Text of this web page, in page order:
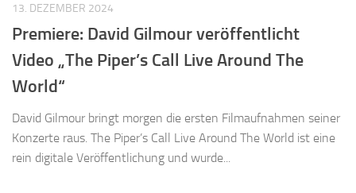
13. DEZEMBER 2024
Premiere: David Gilmour veröffentlicht
Video „The Piper’s Call Live Around The
World“
David Gilmour bringt morgen die ersten Filmaufnahmen seiner
Konzerte raus. The Piper’s Call Live Around The World ist eine
rein digitale Veröffentlichung und wurde...